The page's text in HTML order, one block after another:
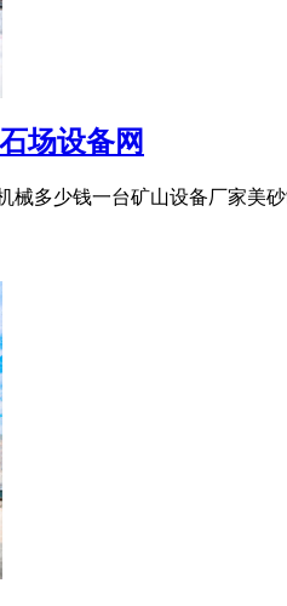
场设备网
械多少钱一台矿山设备厂家美